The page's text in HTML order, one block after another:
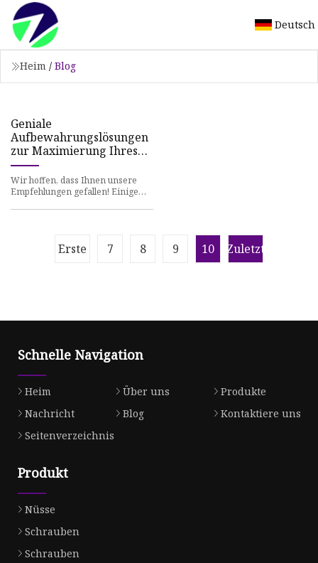
Deutsch
Heim / Blog
Geniale
Aufbewahrungslösungen
zur Maximierung Ihres
Platzes
Wir hoffen, dass Ihnen unsere
Empfehlungen gefallen! Einige
Erste 7 8 9 10 Zuletzt
Schnelle Navigation
Heim Über uns
Produkte
Nachricht
Blog
Kontaktiere uns
Seitenverzeichnis
Produkt
Nüsse
Schrauben
Schrauben